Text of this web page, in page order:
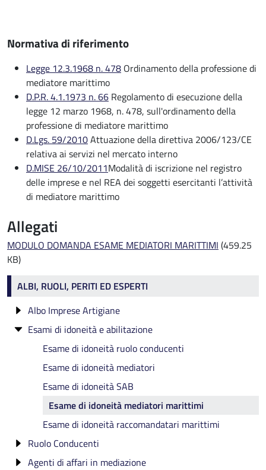
Normativa di riferimento
Legge 12.3.1968 n. 478 Ordinamento della professione di
mediatore marittimo
D.P.R. 4.1.1973 n. 66 Regolamento di esecuzione della
legge 12 marzo 1968, n. 478, sull'ordinamento della
professione di mediatore marittimo
D.Lgs. 59/2010Attuazione della direttiva 2006/123/CE
relativa ai servizi nel mercato interno
D.MISE 26/10/2011Modalità di iscrizione nel registro
delle imprese e nel REA dei soggetti esercitanti l’attività
di mediatore marittimo
Allegati
MODULO DOMANDA ESAME MEDIATORI MARITTIMI (459.25
KB)
Albi e Ruoli
ALBI, RUOLI, PERITI ED ESPERTI
Albo Imprese Artigiane
Chi puo' iscriversi all'Albo delle Imprese Artigiane
Attività di Autoriparazione
Imprese di Pulizia e Disinfezione
Lavorazioni Artistiche, Tradizionali e
dell'Abbigliamento su misura
Attività di Facchinaggio
Attività di Installazione Impianti
Titolo di Maestro Artigiano
Esami di idoneità e abilitazione
Esame di idoneità ruolo conducenti
Esame di idoneità mediatori
Esame di idoneità SAB
Esame di idoneità mediatori marittimi
Esame di idoneità raccomandatari marittimi
Ruolo Conducenti
Elenchi degli iscritti al Ruolo Conducenti
Agenti di affari in mediazione